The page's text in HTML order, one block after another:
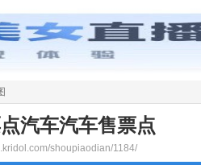
汽车汽车售票点
shoupiaodian/1184/